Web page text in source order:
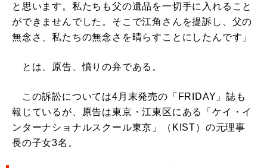
と思います。私たちも父の遺品を一切手に入れること
ができませんでした。そこで江角さんを提訴し、父の
無念さ、私たちの無念さを晴らすことにしたんです」
とは、原告、憤りの弁である。
この訴訟については4月末発売の「FRIDAY」誌も
報じているが、原告は東京・江東区にある「ケイ・イ
ンターナショナルスクール東京」（KIST）の元理事
長の子女3名。